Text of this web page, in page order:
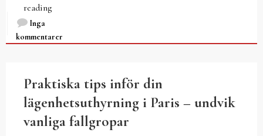
reading
Inga
kommentarer
Praktiska tips inför din
lägenhetsuthyrning i Paris – undvik
vanliga fallgropar